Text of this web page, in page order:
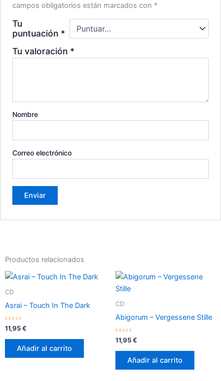
campos obligatorios están marcados con *
Tu
puntuación *
Tu valoración *
Nombre
Correo electrónico
Productos relacionados
CD
Asrai – Touch In The Dark
Valorado
con
0
11,95€
Añadir al carrito
CD
Abigorum – Vergessene Stille
Valorado
con
0
11,95€
Añadir al carrito